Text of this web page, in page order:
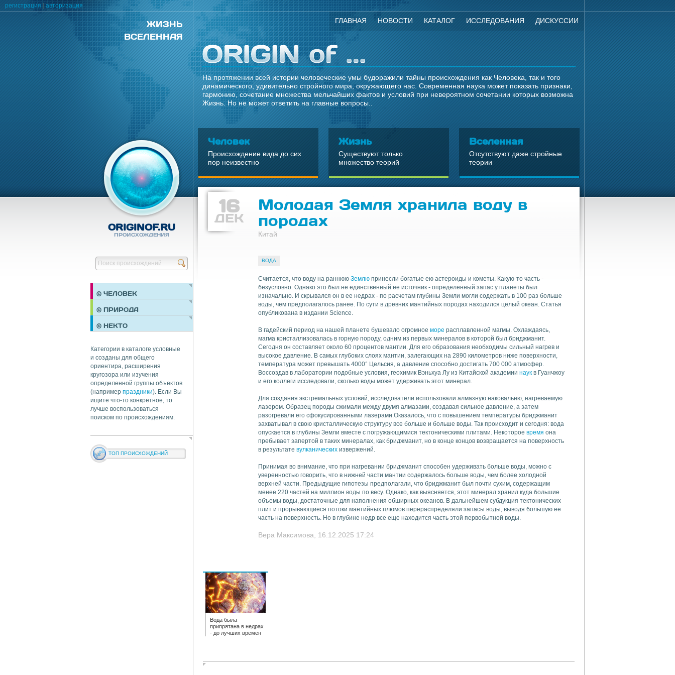
ЖИЗНЬ
ВСЕЛЕННАЯ
ГЛАВНАЯ НОВОСТИ КАТАЛОГ ИССЛЕДОВАНИЯ ДИСКУССИИ
На протяжении всей истории человеческие умы будоражили тайны происхождения как Человека, так и того
динамического, удивительно стройного мира, окружающего нас. Современная наука может показать признаки,
гармонию, сочетание множества мельчайших фактов и условий при невероятном сочетании которых возможна
Жизнь. Но не может ответить на главные вопросы..
Человек
Происхождение вида до сих
пор неизвестно
Жизнь
Существуют только
множество теорий
Вселенная
Отсутствуют даже стройные
теории
ORIGINOF.RU
ПРОИСХОЖДЕНИЯ
© ЧЕЛОВЕК
ПРАЗДНИКИ
ОБЩЕСТВО
© ПРИРОДА
© НЕКТО
Категории в каталоге условные
и созданы для общего
ориентира, расширения
кругозора или изучения
определенной группы объектов
(например праздники). Если Вы
ищите что-то конкретное, то
лучше воспользоваться
поиском по происхождениям.
ТОП ПРОИСХОЖДЕНИЙ
16
ДЕК
Молодая Земля хранила воду в
породах
Китай
ВОДА
Считается, что воду на раннюю Землю принесли богатые ею астероиды и кометы. Какую-то часть -
безусловно. Однако это был не единственный ее источник - определенный запас у планеты был
изначально. И скрывался он в ее недрах - по расчетам глубины Земли могли содержать в 100 раз больше
воды, чем предполагалось ранее. По сути в древних мантийных породах находился целый океан. Статья
опубликована в издании Science.
В гадейский период на нашей планете бушевало огромное море расплавленной магмы. Охлаждаясь,
магма кристаллизовалась в горную породу, одним из первых минералов в которой был бриджманит.
Сегодня он составляет около 60 процентов мантии. Для его образования необходимы сильный нагрев и
высокое давление. В самых глубоких слоях мантии, залегающих на 2890 километров ниже поверхности,
температура может превышать 4000° Цельсия, а давление способно достигать 700 000 атмосфер.
Воссоздав в лаборатории подобные условия, геохимик Вэньхуа Лу из Китайской академии наук в Гуанчжоу
и его коллеги исследовали, сколько воды может удерживать этот минерал.
Для создания экстремальных условий, исследователи использовали алмазную наковальню, нагреваемую
лазером. Образец породы сжимали между двумя алмазами, создавая сильное давление, а затем
разогревали его сфокусированными лазерами.Оказалось, что с повышением температуры бриджманит
захватывал в свою кристаллическую структуру все больше и больше воды. Так происходит и сегодня: вода
опускается в глубины Земли вместе с погружающимися тектоническими плитами. Некоторое время она
пребывает запертой в таких минералах, как бриджманит, но в конце концов возвращается на поверхность
в результате вулканических извержений.
Принимая во внимание, что при нагревании бриджманит способен удерживать больше воды, можно с
уверенностью говорить, что в нижней части мантии содержалось больше воды, чем более холодной
верхней части. Предыдущие гипотезы предполагали, что бриджманит был почти сухим, содержащим
менее 220 частей на миллион воды по весу. Однако, как выясняется, этот минерал хранил куда большие
объемы воды, достаточные для наполнения обширных океанов. В дальнейшем субдукция тектонических
плит и прорывающиеся потоки мантийных плюмов перераспределяли запасы воды, выводя большую ее
часть на поверхность. Но в глубине недр все еще находится часть этой первобытной воды.
Вера Максимова, 16.12.2025 17:24
Вода была
припрятана в недрах
- до лучших времен
регистрация|авторизация